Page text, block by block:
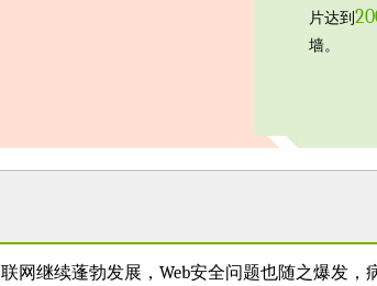
片达到
墙。
联网继续蓬勃发展，Web安全问题也随之爆发